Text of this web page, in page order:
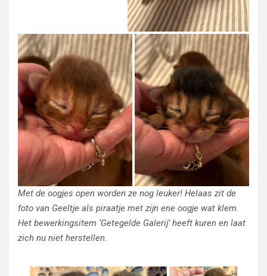
Met de oogjes open worden ze nog leuker! Helaas zit de
foto van Geeltje als piraatje met zijn ene oogje wat klem.
Het bewerkingsitem ‘Getegelde Galerij’ heeft kuren en laat
zich nu niet herstellen.